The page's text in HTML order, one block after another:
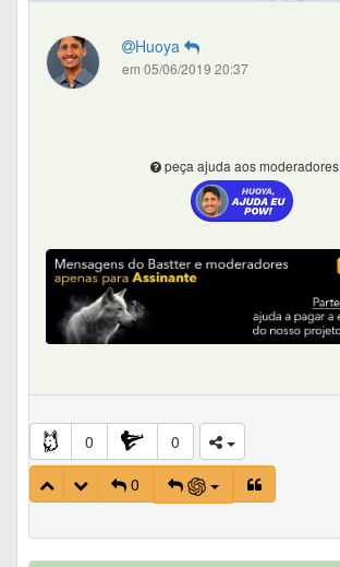
Huoya
em 05/06/2019 20:37
peça ajuda aos moderadores
0
0
0